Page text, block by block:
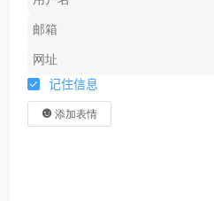
记住信息
添加表情